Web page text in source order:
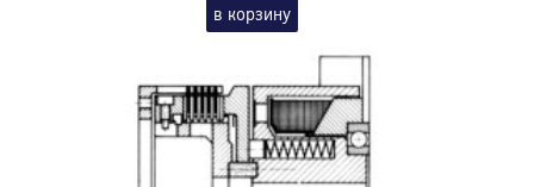
в корзину